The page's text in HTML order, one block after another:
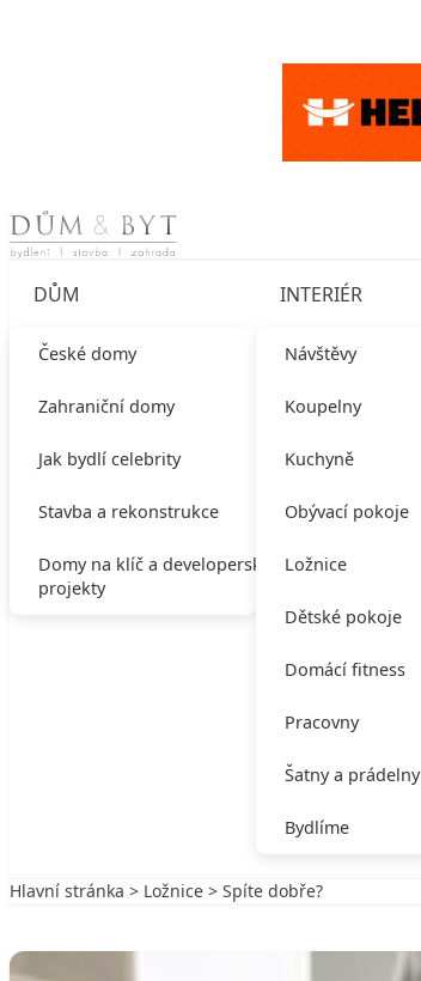
Skip to content
DŮM
České domy
Zahraniční domy
Jak bydlí celebrity
Stavba a rekonstrukce
Domy na klíč a developerské
projekty
INTERIÉR
Návštěvy
Koupelny
Kuchyně
Obývací pokoje
Ložnice
Dětské pokoje
Domácí fitness
Pracovny
Šatny a prádelny
Bydlíme
Hlavní stránka > Ložnice > Spíte dobře?